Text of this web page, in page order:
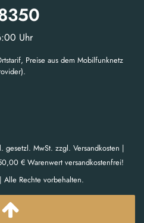
Uhr
Preise aus dem Mobilfunknetz
MwSt. zzgl. Versandkosten |
€ Warenwert versandkostenfrei!
Rechte vorbehalten.